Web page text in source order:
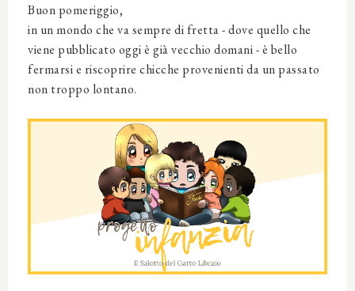
Buon pomeriggio,
in un mondo che va sempre di fretta - dove quello che
viene pubblicato oggi è già vecchio domani - è bello
fermarsi e riscoprire chicche provenienti da un passato
non troppo lontano.